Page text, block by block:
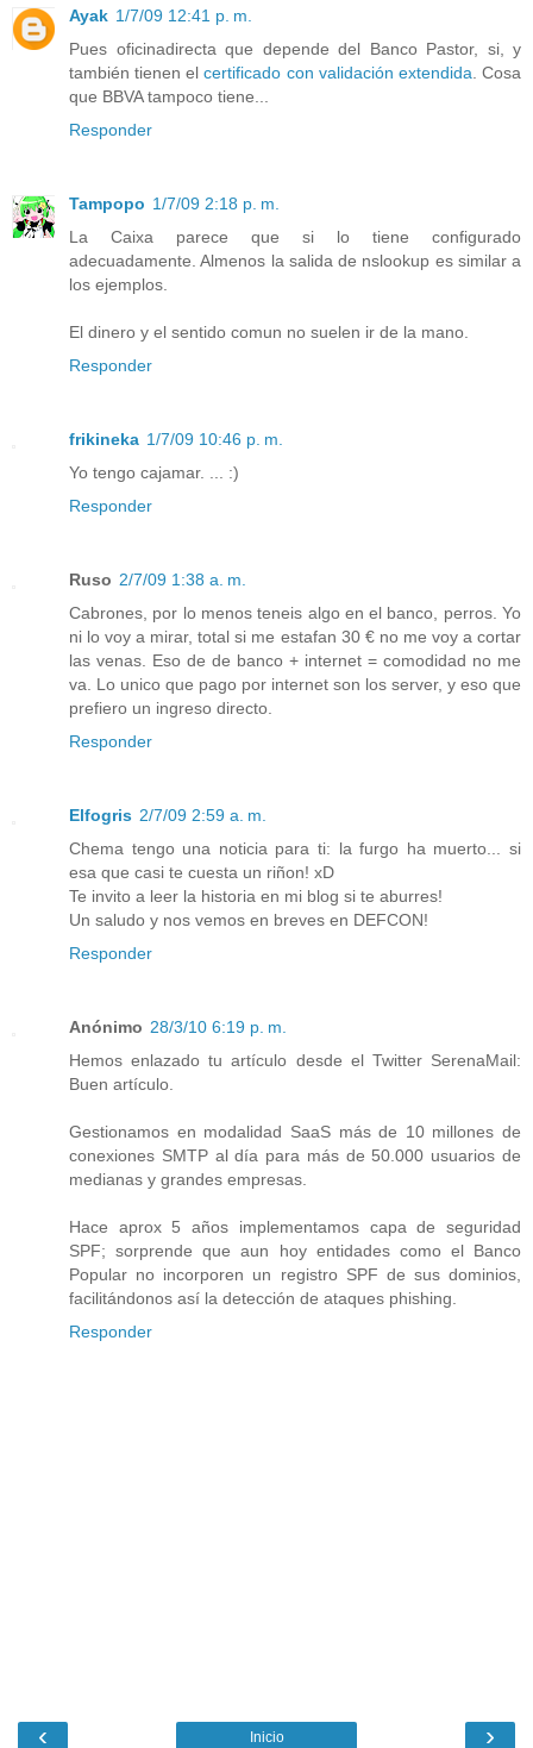
Ayak 1/7/09 12:41 p. m.
Pues oficinadirecta que depende del Banco Pastor, si, y
también tienen elcertificado con validación extendida . Cosa
que BBVA tampoco tiene...
Responder
Tampopo 1/7/09 2:18 p. m.
La Caixa parece que si lo tiene configurado
adecuadamente. Almenos la salida de nslookup es similar a
los ejemplos.
El dinero y el sentido comun no suelen ir de la mano.
Responder
frikineka 1/7/09 10:46 p. m.
Yo tengo cajamar. ... :)
Responder
Ruso 2/7/09 1:38 a. m.
Cabrones, por lo menos teneis algo en el banco, perros. Yo
ni lo voy a mirar, total si me estafan 30 € no me voy a cortar
las venas. Eso de de banco + internet = comodidad no me
va. Lo unico que pago por internet son los server, y eso que
prefiero un ingreso directo.
Responder
Elfogris 2/7/09 2:59 a. m.
Chema tengo una noticia para ti: la furgo ha muerto... si
esa que casi te cuesta un riñon! xD
Te invito a leer la historia en mi blog si te aburres!
Un saludo y nos vemos en breves en DEFCON!
Responder
Anónimo 28/3/10 6:19 p. m.
Hemos enlazado tu artículo desde el Twitter SerenaMail:
Buen artículo.
Gestionamos en modalidad SaaS más de 10 millones de
conexiones SMTP al día para más de 50.000 usuarios de
medianas y grandes empresas.
Hace aprox 5 años implementamos capa de seguridad
SPF; sorprende que aun hoy entidades como el Banco
Popular no incorporen un registro SPF de sus dominios,
facilitándonos así la detección de ataques phishing.
Responder
‹ ›
Inicio